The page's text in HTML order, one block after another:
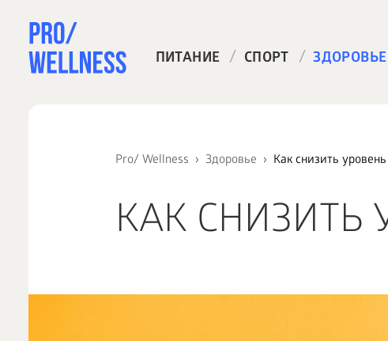
ПИТАНИЕ / СПОРТ / ЗДОРОВЬЕ
Pro/ Wellness Здоровье Как снизить
КАК СНИЗИТЬ